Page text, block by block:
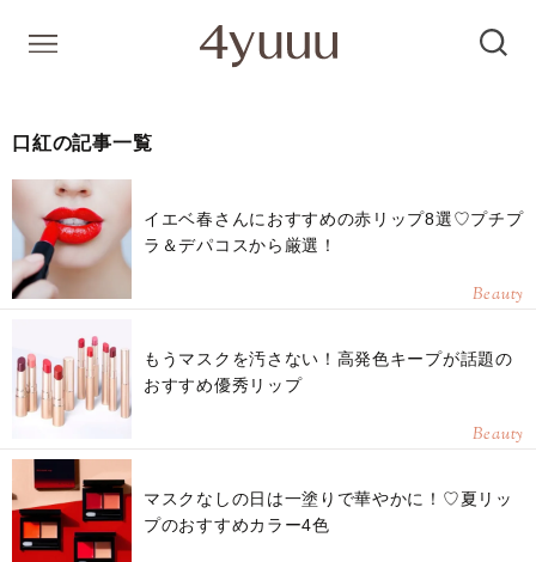
口紅の記事一覧
イエベ春さんにおすすめの赤リップ8選♡プチプ
ラ＆デパコスから厳選！
Beauty
もうマスクを汚さない！高発色キープが話題の
おすすめ優秀リップ
Beauty
マスクなしの日は一塗りで華やかに！♡夏リッ
プのおすすめカラー4色